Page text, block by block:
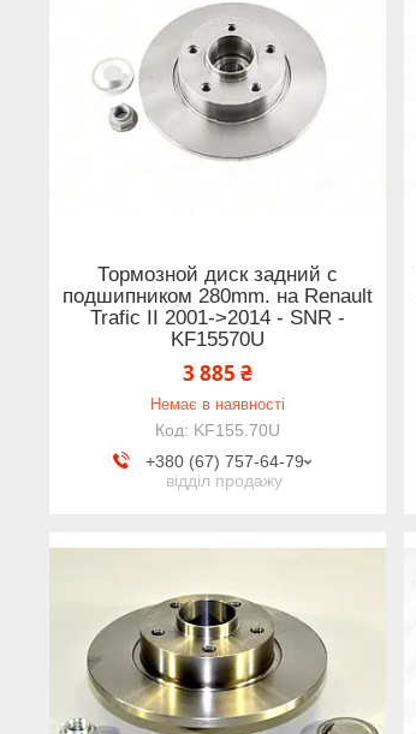
Тормозной диск задний с
подшипником 280mm. на Renault
Trafic II 2001->2014 - SNR -
KF15570U
3 885 ₴
Немає в наявності
KF155.70U
+380 (67) 757-64-79
відділ продажу